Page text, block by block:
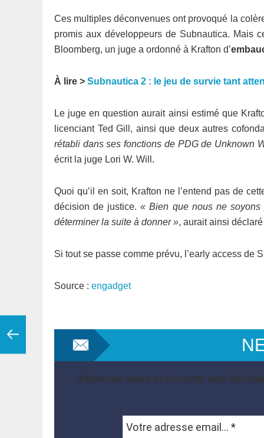
Ces multiples déconvenues ont provoqué la
promis aux développeurs de Subnautica. Mais
Bloomberg, un juge a ordonné à Krafton d’
À lire > Subnautica 2 : le jeu de survie tant
Le juge en question aurait ainsi estimé que
licenciant Ted Gill, ainsi que deux autres
rétabli dans ses fonctions de PDG de Unknown
écrit la juge Lori W. Will.
Quoi qu’il en soit, Krafton ne l’entend pas de
décision de justice.« Bien que nous ne soyons
déterminer la suite à donner », aurait ainsi
Si tout se passe comme prévu, l’early access de
Source : engadget
Abonnez-vous et recevez nos